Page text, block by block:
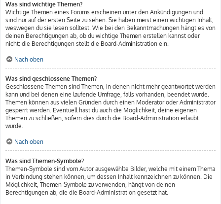
Was sind wichtige Themen?
Wichtige Themen eines Forums erscheinen unter den Ankündigungen und
sind nur auf der ersten Seite zu sehen. Sie haben meist einen wichtigen Inhalt,
weswegen du sie lesen solltest. Wie bei den Bekanntmachungen hängt es von
deinen Berechtigungen ab, ob du wichtige Themen erstellen kannst oder
nicht; die Berechtigungen stellt die Board-Administration ein.
Nach oben
Was sind geschlossene Themen?
Geschlossene Themen sind Themen, in denen nicht mehr geantwortet werden
kann und bei denen eine laufende Umfrage, falls vorhanden, beendet wurde.
Themen können aus vielen Gründen durch einen Moderator oder Administrator
gesperrt werden. Eventuell hast du auch die Möglichkeit, deine eigenen
Themen zu schließen, sofern dies durch die Board-Administration erlaubt
wurde.
Nach oben
Was sind Themen-Symbole?
Themen-Symbole sind vom Autor ausgewählte Bilder, welche mit einem Thema
in Verbindung stehen können, um dessen Inhalt kennzeichnen zu können. Die
Möglichkeit, Themen-Symbole zu verwenden, hängt von deinen
Berechtigungen ab, die die Board-Administration gesetzt hat.